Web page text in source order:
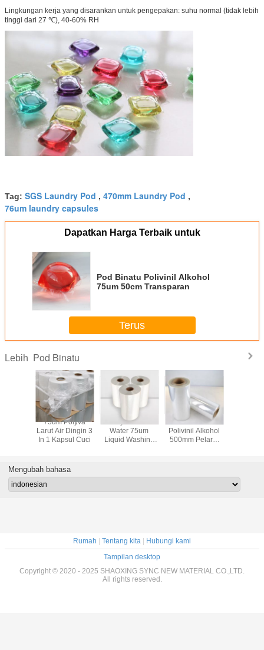
Lingkungan kerja yang disarankan untuk pengepakan: suhu normal (tidak lebih
tinggi dari 27 ℃), 40-60% RH
Tag: SGS Laundry Pod , 470mm Laundry Pod ,
76um laundry capsules
Dapatkan Harga Terbaik untuk
Pod Binatu Polivinil Alkohol
75um 50cm Transparan
Terus
Lebih Pod Binatu
75um Polyva
Larut Air Dingin 3
In 1 Kapsul Cuci
Polyva Cold
Water 75um
Liquid Washing
Pod Binatu
Polivinil Alkohol
500mm Pelarut
Mengubah bahasa
Rumah Tentang kita
Hubungi kami
Tampilan desktop
Copyright © 2020 - 2025 SHAOXING SYNC NEW MATERIAL CO.,LTD.
All rights reserved.